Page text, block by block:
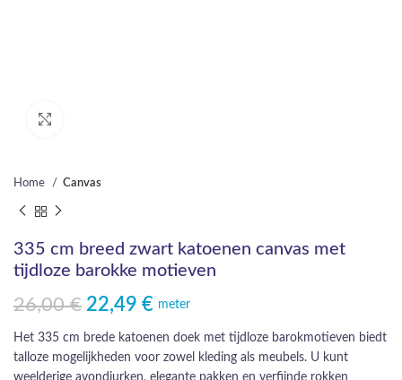
Home Canvas
335 cm breed zwart katoenen canvas met
tijdloze barokke motieven
26,00€
Oorspronkelijke prijs was: 26,00 €.
22,49 €
Huidige prijs is: 22,49 €. meter
Het 335 cm brede katoenen doek met tijdloze barokmotieven biedt
talloze mogelijkheden voor zowel kleding als meubels. U kunt
weelderige avondjurken, elegante pakken en verfijnde rokken